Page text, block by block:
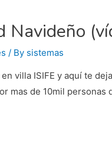
Navideño
/ By sistemas
villa ISIFE y aquí te
mas de 10mil